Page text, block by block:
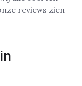
reviews zien